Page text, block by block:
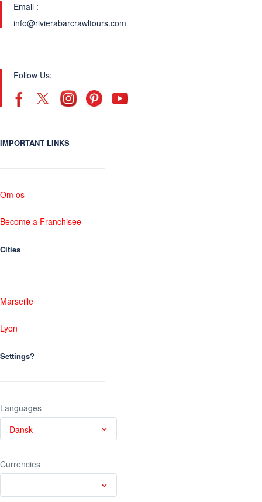
Email :
info@rivierabarcrawltours.com
Follow Us:
IMPORTANT LINKS
Om os
Become a Franchisee
Cities
Marseille
Lyon
Settings?
Languages
Dansk
Currencies